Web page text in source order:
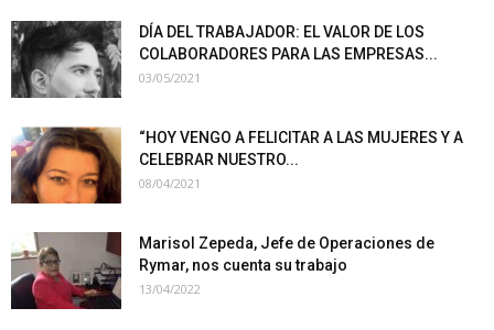
DÍA DEL TRABAJADOR: EL VALOR DE LOS
COLABORADORES PARA LAS EMPRESAS...
03/05/2021
“HOY VENGO A FELICITAR A LAS MUJERES Y A
CELEBRAR NUESTRO...
08/04/2021
Marisol Zepeda, Jefe de Operaciones de
Rymar, nos cuenta su trabajo
13/04/2022